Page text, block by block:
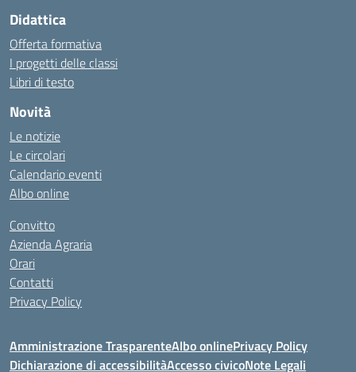
Didattica
Offerta formativa
I progetti delle classi
Libri di testo
Novità
Le notizie
Le circolari
Calendario eventi
Albo online
Convitto
Azienda Agraria
Orari
Contatti
Privacy Policy
Amministrazione TrasparenteAlbo onlinePrivacy Policy
Dichiarazione di accessibilitàAccesso civicoNote Legali